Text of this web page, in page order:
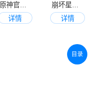
原神官方正版
详情
详情
目录